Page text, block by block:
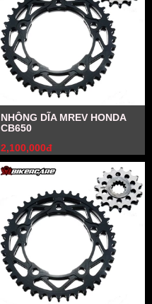
NHÔNG DĨA MREV HONDA
CB650
2,100,000đ